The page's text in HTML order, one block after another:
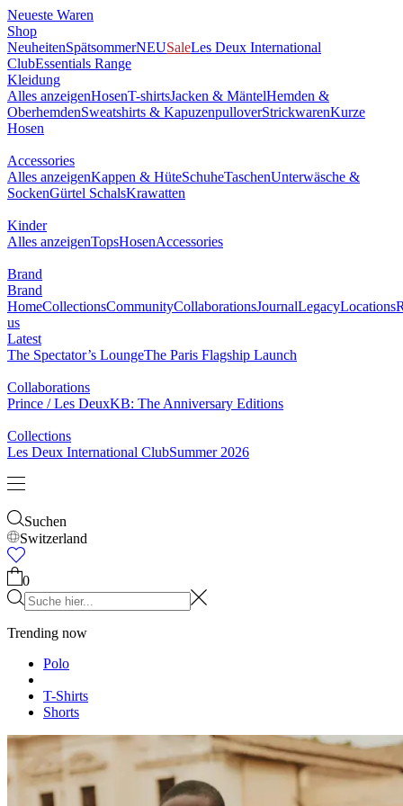
Neueste Waren
Shop
NeuheitenSpätsommerNEUSaleLes Deux International
ClubEssentials Range
Kleidung
Alles anzeigenHosenT-shirtsJacken & MäntelHemden &
OberhemdenSweatshirts & KapuzenpulloverStrickwarenKurze
Hosen
Alles anzeigen
SockenGürtelSchalsKrawatten
Alles anzeigen